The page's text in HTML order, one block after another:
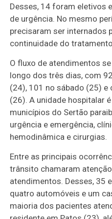
Desses, 14 foram eletivos
de urgência. No mesmo
precisaram ser internados
continuidade do
O fluxo de atendimentos
longo dos três dias, com
(24), 101 no sábado (25)
(26). A unidade hospitalar
municípios do Sertão
urgência e emergência,
hemodinâmica e cirurgias.
Entre as principais
trânsito chamaram
atendimentos. Desses, 35
quatro automóveis e um
maioria dos pacientes